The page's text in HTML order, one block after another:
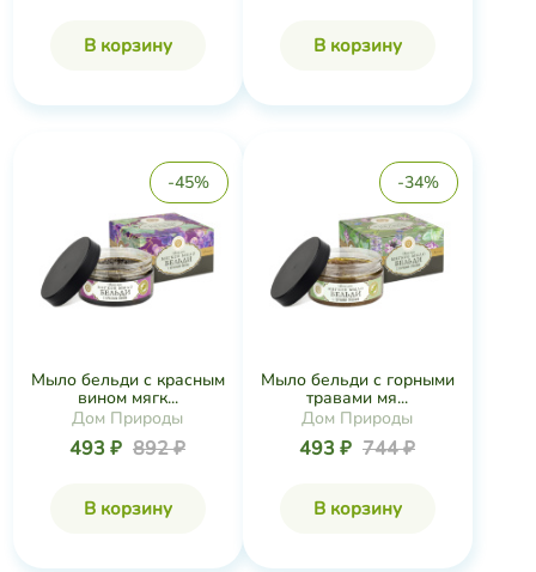
В корзину В корзину
-45%
Мыло бельди с красным
вином мягк...
Дом Природы
493 ₽ 892 ₽
В корзину
-34%
Мыло бельди с горными
травами мя...
Дом Природы
493 ₽ 744 ₽
В корзину